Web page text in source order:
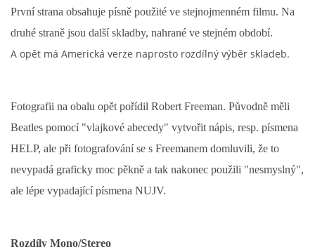
DISKOGRAFIE - ALBA RARITY
DISKOGRAFIE - ALBA RARITY II
DISKOGRAFIE - BOOTLEGY II
DISKOGRAFIE - BOOTLEGY III
První strana obsahuje písně použité ve stejnojmenném filmu. Na
druhé straně jsou další skladby, nahrané ve stejném období.
A opět má Americká verze naprosto rozdílný výběr skladeb.
Fotografii na obalu opět pořídil Robert Freeman. Původně měli
Beatles pomocí "vlajkové abecedy" vytvořit nápis, resp. písmena
HELP, ale při fotografování se s Freemanem domluvili, že to
nevypadá graficky moc pěkně a tak nakonec použili "nesmyslný",
ale lépe vypadající písmena NUJV.
Rozdíly Mono/Stereo